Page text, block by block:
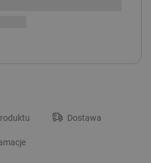
Dostawa